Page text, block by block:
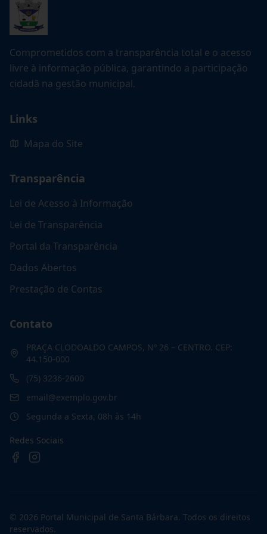
Comprometidos com a transparência total e o acesso
livre à informação pública, garantindo a participação
cidadã na gestão municipal.
Links
Mapa do Site
Transparência
Lei de Acesso à Informação
Lei de Transparência
Portal da Transparência
Dados Abertos
Prestação de Contas
Contato
PRAÇA CLODOALDO CAMPOS, Nº 26 – CENTRO. CEP:
44.150-000
(75) 3236-2600
email@exemplo.gov.br
Segunda a Sexta, 08h às 14h
Redes Sociais
© 2026 Portal Municipal de Santa Bárbara. Todos os direitos
reservados.